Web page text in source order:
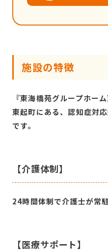
施設の特徴
『東海橋苑グループホー
東起町にある、認知症対
です。
【介護体制】
24時間体制で介護士が常
【医療サポート】